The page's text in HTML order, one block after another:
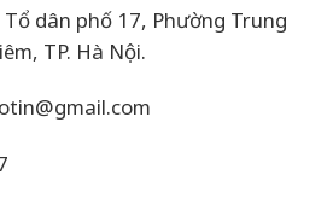
dân phố 17, Phường Trung
TP. Hà Nội.